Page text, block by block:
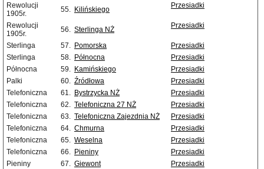
Rewolucji
1905r.
55. Kilińskiego Przesiadki
Rewolucji
1905r.
56. Sterlinga NŻ Przesiadki
Sterlinga 57. Pomorska
Przesiadki
Sterlinga
58. Północna
Przesiadki
Północna
59. Kamińskiego
Przesiadki
Palki
60. Źródłowa
Przesiadki
Telefoniczna
61. Bystrzycka NŻ
Przesiadki
Telefoniczna
62. Telefoniczna 27 NŻ
Przesiadki
Telefoniczna
63. Telefoniczna Zajezdnia NŻ
Przesiadki
Telefoniczna
64. Chmurna
Przesiadki
Telefoniczna
65. Weselna
Przesiadki
Telefoniczna
66. Pieniny
Przesiadki
Pieniny
67. Giewont
Przesiadki